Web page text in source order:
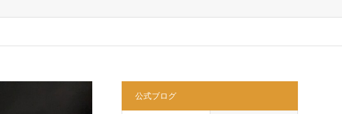
公式ブログ